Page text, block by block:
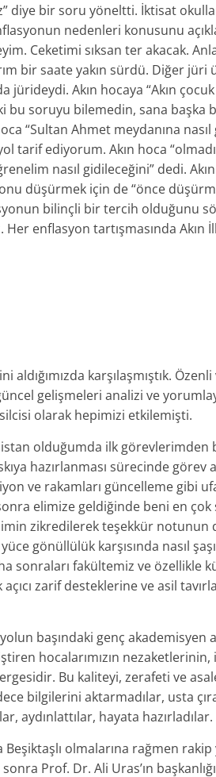
diye bir soru yöneltti. İktisat
nedenleri konusunu
Ceketimi sıksan ter akacak.
bir saate yakın sürdü. Diğer jüri
jürideydi. Akın hocaya “Akın
bu soruyu bilemedin, sana başka
“Sultan Ahmet meydanına
tarif ediyorum. Akın hoca
nasıl gidileceğini” dedi.
düşürmek için de “önce
bilinçli bir tercih olduğunu
enflasyon tartışmasında Akın
karşılaşmıştık. Özenli
gelişmeleri analizi ve
olarak hepimizi etkilemişti.
olduğumda ilk görevlerimden
hazırlanması sürecinde
ve rakamları güncelleme gibi
elimize geldiğinde beni en çok
zikredilerek teşekkür notunun
gönüllülük karşısında nasıl
sonraları fakültemiz ve özellikle
zarif desteklerine ve asil
başındaki genç akademisyen
hocalarımızın nezaketlerinin,
Bu kaliteyi, zerafeti ve
bilgilerini aktarmadılar, usta
aydınlattılar, hayata hazırladılar.
olmalarına rağmen
Prof. Dr. Ali Uras’ın